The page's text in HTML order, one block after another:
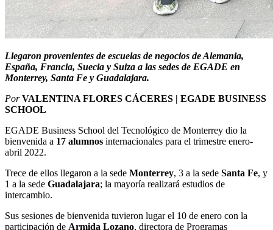
Llegaron provenientes de escuelas de negocios de Alemania,
España, Francia, Suecia y Suiza a las sedes de EGADE en
Monterrey, Santa Fe y Guadalajara.
Por VALENTINA FLORES CÁCERES | EGADE BUSINESS
SCHOOL
EGADE Business School del Tecnológico de Monterrey dio la
bienvenida a 17 alumnos internacionales para el trimestre enero-
abril 2022.
Trece de ellos llegaron a la sede Monterrey, 3 a la sede Santa Fe, y
1 a la sede Guadalajara; la mayoría realizará estudios de
intercambio.
Sus sesiones de bienvenida tuvieron lugar el 10 de enero con la
participación de Armida Lozano, directora de Programas